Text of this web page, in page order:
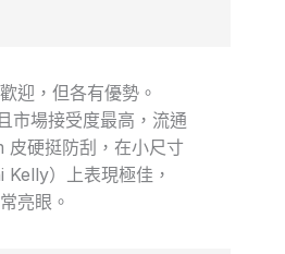
迎，但各有優勢。
市場接受度最高，流通
皮硬挺防刮，在小尺寸
）上表現極佳，
亮眼。